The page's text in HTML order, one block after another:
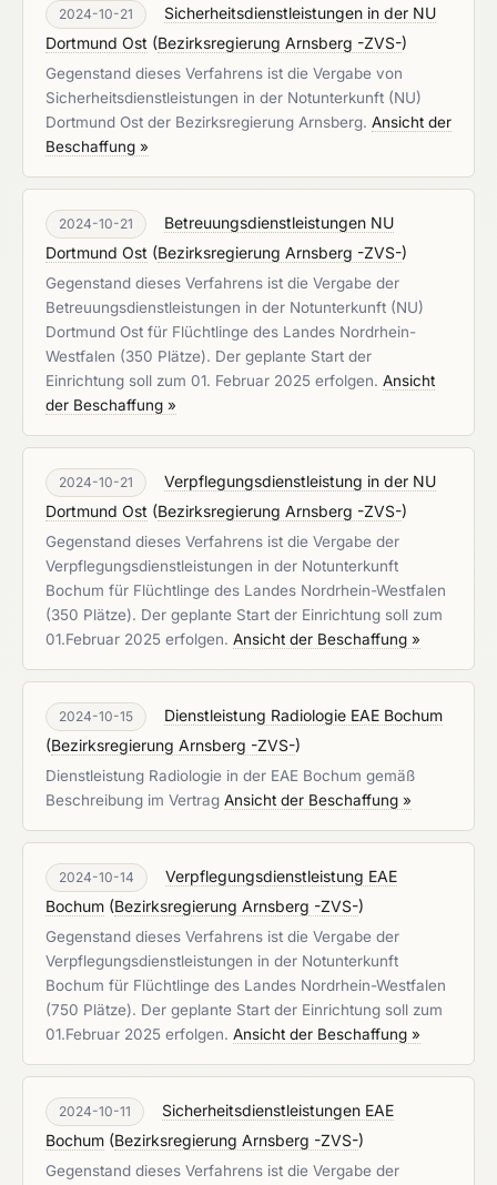
2024-10-21
Sicherheitsdienstleistungen in der NU
Dortmund Ost (Bezirksregierung Arnsberg -ZVS-)
Gegenstand dieses Verfahrens ist die Vergabe von
Sicherheitsdienstleistungen in der Notunterkunft (NU)
Dortmund Ost der Bezirksregierung Arnsberg. Ansicht der
Beschaffung »
2024-10-21
Betreuungsdienstleistungen NU
Dortmund Ost (Bezirksregierung Arnsberg -ZVS-)
Gegenstand dieses Verfahrens ist die Vergabe der
Betreuungsdienstleistungen in der Notunterkunft (NU)
Dortmund Ost für Flüchtlinge des Landes Nordrhein-
Westfalen (350 Plätze). Der geplante Start der
Einrichtung soll zum 01. Februar 2025 erfolgen. Ansicht
der Beschaffung »
2024-10-21
Verpflegungsdienstleistung in der NU
Dortmund Ost (Bezirksregierung Arnsberg -ZVS-)
Gegenstand dieses Verfahrens ist die Vergabe der
Verpflegungsdienstleistungen in der Notunterkunft
Bochum für Flüchtlinge des Landes Nordrhein-Westfalen
(350 Plätze). Der geplante Start der Einrichtung soll zum
01.Februar 2025 erfolgen. Ansicht der Beschaffung »
2024-10-15
Dienstleistung Radiologie EAE Bochum
(Bezirksregierung Arnsberg -ZVS-)
Dienstleistung Radiologie in der EAE Bochum gemäß
Beschreibung im Vertrag Ansicht der Beschaffung »
2024-10-14
Verpflegungsdienstleistung EAE
Bochum (Bezirksregierung Arnsberg -ZVS-)
Gegenstand dieses Verfahrens ist die Vergabe der
Verpflegungsdienstleistungen in der Notunterkunft
Bochum für Flüchtlinge des Landes Nordrhein-Westfalen
(750 Plätze). Der geplante Start der Einrichtung soll zum
01.Februar 2025 erfolgen. Ansicht der Beschaffung »
2024-10-11
Sicherheitsdienstleistungen EAE
Bochum (Bezirksregierung Arnsberg -ZVS-)
Gegenstand dieses Verfahrens ist die Vergabe der